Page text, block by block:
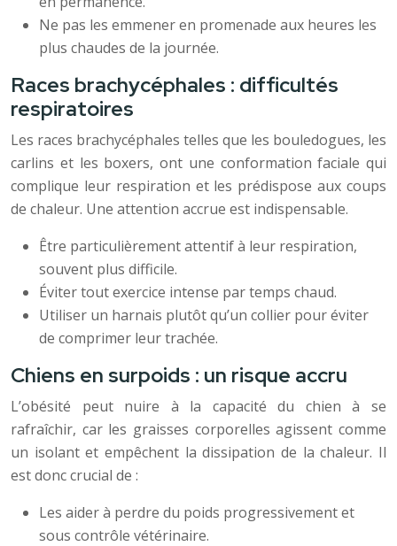
Ne pas les emmener en promenade aux heures les
plus chaudes de la journée.
Races brachycéphales : difficultés
respiratoires
Les races brachycéphales telles que les bouledogues, les
carlins et les boxers, ont une conformation faciale qui
complique leur respiration et les prédispose aux coups
de chaleur. Une attention accrue est indispensable.
Être particulièrement attentif à leur respiration,
souvent plus difficile.
Éviter tout exercice intense par temps chaud.
Utiliser un harnais plutôt qu’un collier pour éviter
de comprimer leur trachée.
Chiens en surpoids : un risque accru
L’obésité peut nuire à la capacité du chien à se
rafraîchir, car les graisses corporelles agissent comme
un isolant et empêchent la dissipation de la chaleur. Il
est donc crucial de :
Les aider à perdre du poids progressivement et
sous contrôle vétérinaire.